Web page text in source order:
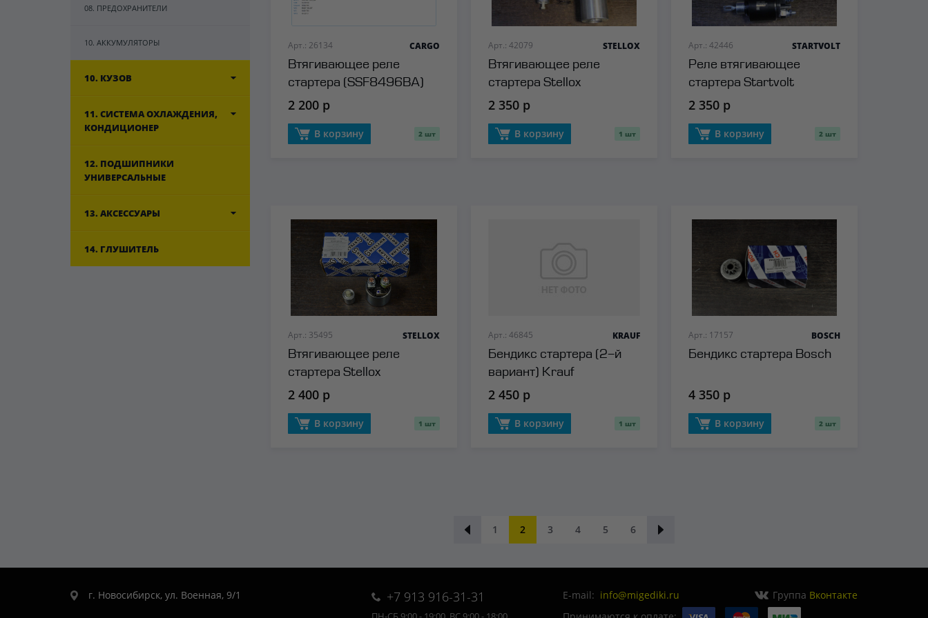
08. ПРЕДОХРАНИТЕЛИ
10. АККУМУЛЯТОРЫ
10. КУЗОВ
11. СИСТЕМА ОХЛАЖДЕНИЯ,
КОНДИЦИОНЕР
12. ПОДШИПНИКИ
УНИВЕРСАЛЬНЫЕ
13. АКСЕССУАРЫ
14. ГЛУШИТЕЛЬ
Арт.: 26134
Втягивающее реле
стартера (SSF8496BA)
Cargo
CARGO
2 200 р
В корзину 2 шт
Арт.: 42079
Втягивающее реле
стартера Stellox
STELLOX
2 350 р
В корзину 1 шт
Арт.: 42446
Реле втягивающее
стартера Startvolt
STARTVOLT
2 350 р
В корзину 2 шт
Арт.: 35495
Втягивающее реле
стартера Stellox
STELLOX
2 400 р
В корзину 1 шт
Арт.: 46845
Бендикс стартера (2-й
вариант) Krauf
KRAUF
2 450 р
В корзину 1 шт
Арт.: 17157
Бендикс стартера Bosch
BOSCH
4 350 р
В корзину 2 шт
1 2 3 4 5 6
г. Новосибирск, ул. Военная, 9/1 +7 913 916-31-31 E-mail: info@migediki.ru
Группа Вконтакте